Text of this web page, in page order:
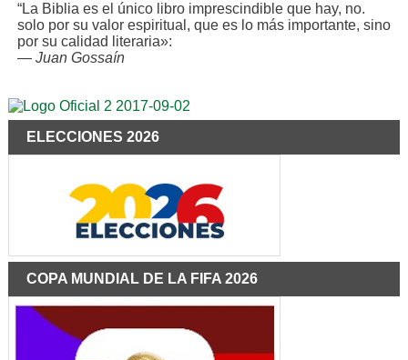
“La Biblia es el único libro imprescindible que hay, no.
solo por su valor espiritual, que es lo más importante, sino
por su calidad literaria»:
— Juan Gossaín
ELECCIONES 2026
COPA MUNDIAL DE LA FIFA 2026